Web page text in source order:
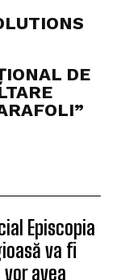
DE
Episcopia
va fi
avea